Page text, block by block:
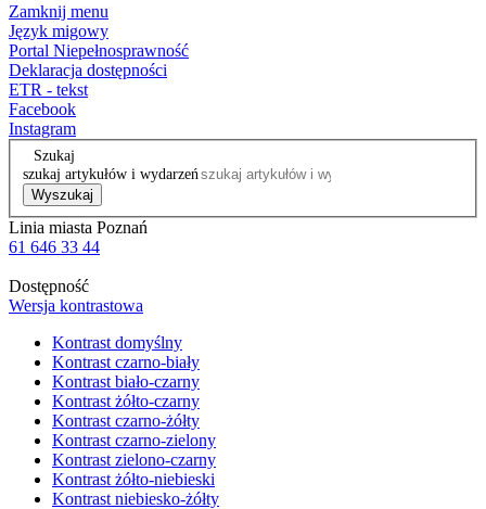
Zamknij menu
Język migowy
Portal Niepełnosprawność
Deklaracja dostępności
ETR - tekst
Facebook
Instagram
Szukaj
szukaj artykułów i wydarzeń
Wyszukaj
Linia miasta Poznań
61 646 33 44
Dostępność
Wersja kontrastowa
Kontrast domyślny
Kontrast czarno-biały
Kontrast biało-czarny
Kontrast żółto-czarny
Kontrast czarno-żółty
Kontrast czarno-zielony
Kontrast zielono-czarny
Kontrast żółto-niebieski
Kontrast niebiesko-żółty